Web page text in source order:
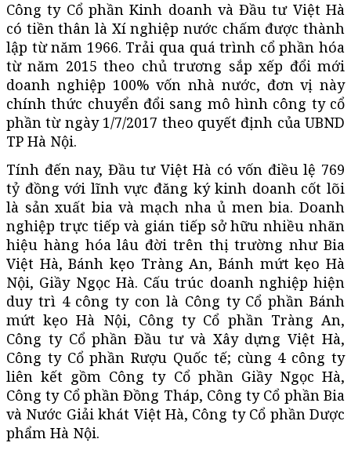
Công ty Cổ phần Kinh doanh và Đầu tư Việt Hà
có tiền thân là Xí nghiệp nước chấm được thành
lập từ năm 1966. Trải qua quá trình cổ phần hóa
từ năm 2015 theo chủ trương sắp xếp đổi mới
doanh nghiệp 100% vốn nhà nước, đơn vị này
chính thức chuyển đổi sang mô hình công ty cổ
phần từ ngày 1/7/2017 theo quyết định của UBND
TP Hà Nội.
Tính đến nay, Đầu tư Việt Hà có vốn điều lệ 769
tỷ đồng với lĩnh vực đăng ký kinh doanh cốt lõi
là sản xuất bia và mạch nha ủ men bia. Doanh
nghiệp trực tiếp và gián tiếp sở hữu nhiều nhãn
hiệu hàng hóa lâu đời trên thị trường như Bia
Việt Hà, Bánh kẹo Tràng An, Bánh mứt kẹo Hà
Nội, Giầy Ngọc Hà. Cấu trúc doanh nghiệp hiện
duy trì 4 công ty con là Công ty Cổ phần Bánh
mứt kẹo Hà Nội, Công ty Cổ phần Tràng An,
Công ty Cổ phần Đầu tư và Xây dựng Việt Hà,
Công ty Cổ phần Rượu Quốc tế; cùng 4 công ty
liên kết gồm Công ty Cổ phần Giầy Ngọc Hà,
Công ty Cổ phần Đồng Tháp, Công ty Cổ phần Bia
và Nước Giải khát Việt Hà, Công ty Cổ phần Dược
phẩm Hà Nội.